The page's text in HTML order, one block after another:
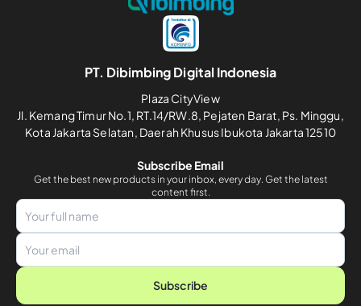
PT. Dibimbing Digital Indonesia
Plaza CityView
Jl. Kemang Timur No.1, RT.14/RW.8, Pejaten Barat, Ps. Minggu,
Kota Jakarta Selatan, Daerah Khusus Ibukota Jakarta 12510
Subscribe Email
Get the best new products in your inbox, every day. Get the latest
content first.
Subscribe